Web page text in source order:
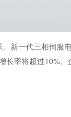
新一代三相伺
率将超过10%